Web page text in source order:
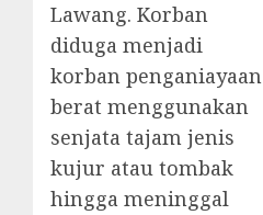
Lawang. Korban
diduga menjadi
korban penganiayaan
berat menggunakan
senjata tajam jenis
kujur atau tombak
hingga meninggal